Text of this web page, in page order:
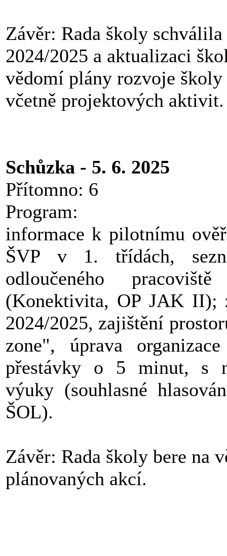
Závěr: Rada školy
2024/2025 a aktualizaci
vědomí plány rozvoje
včetně projektových aktivit.
Schůzka - 5. 6. 2025
Přítomno: 6
Program:
informace k pilotnímu
ŠVP v 1. třídách,
odloučeného
(Konektivita, OP JAK II);
2024/2025, zajištění
zone", úprava
přestávky o 5 minut, s
výuky (souhlasné
ŠOL).
Závěr: Rada školy bere na
plánovaných akcí.